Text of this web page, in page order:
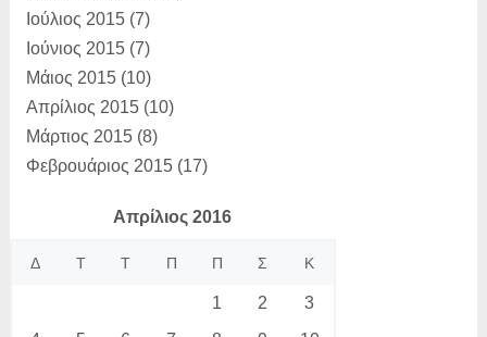
Ιούλιος 2015(7)
Ιούνιος 2015(7)
Μάιος 2015(10)
Απρίλιος 2015(10)
Μάρτιος 2015(8)
Φεβρουάριος 2015(17)
Απρίλιος 2016
Δ Τ Τ Π Π Σ Κ
1 2
3